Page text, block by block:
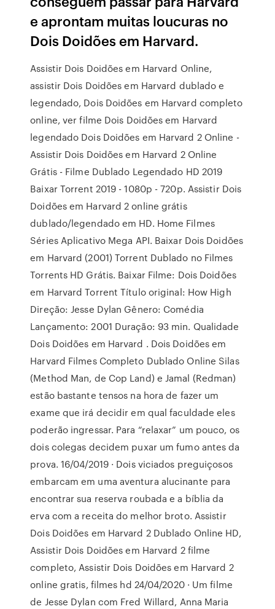
e aprontam muitas loucuras no
Dois Doidões em Harvard.
Assistir Dois Doidões em Harvard Online,
assistir Dois Doidões em Harvard dublado e
legendado, Dois Doidões em Harvard completo
online, ver filme Dois Doidões em Harvard
legendado Dois Doidões em Harvard 2 Online -
Assistir Dois Doidões em Harvard 2 Online
Grátis - Filme Dublado Legendado HD 2019
Baixar Torrent 2019 - 1080p - 720p. Assistir Dois
Doidões em Harvard 2 online grátis
dublado/legendado em HD. Home Filmes
Séries Aplicativo Mega API. Baixar Dois Doidões
em Harvard (2001) Torrent Dublado no Filmes
Torrents HD Grátis. Baixar Filme: Dois Doidões
em Harvard Torrent Título original: How High
Direção: Jesse Dylan Gênero: Comédia
Lançamento: 2001 Duração: 93 min. Qualidade
Dois Doidões em Harvard . Dois Doidões em
Harvard Filmes Completo Dublado Online Silas
(Method Man, de Cop Land) e Jamal (Redman)
estão bastante tensos na hora de fazer um
exame que irá decidir em qual faculdade eles
poderão ingressar. Para “relaxar” um pouco, os
dois colegas decidem puxar um fumo antes da
prova. 16/04/2019 · Dois viciados preguiçosos
embarcam em uma aventura alucinante para
encontrar sua reserva roubada e a bíblia da
erva com a receita do melhor broto. Assistir
Dois Doidões em Harvard 2 Dublado Online HD,
Assistir Dois Doidões em Harvard 2 filme
completo, Assistir Dois Doidões em Harvard 2
online gratis, filmes hd 24/04/2020 · Um filme
de Jesse Dylan com Fred Willard, Anna Maria